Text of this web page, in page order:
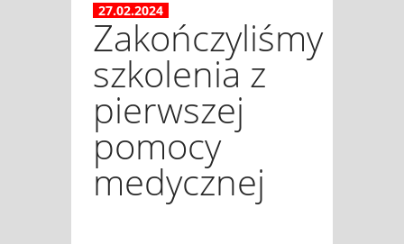
27.02.2024
Zakończyliśmy
szkolenia z
pierwszej
pomocy
medycznej